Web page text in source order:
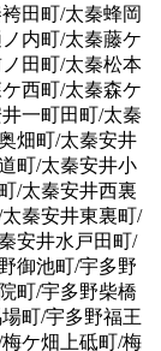
田町/太秦蜂岡
内町/太秦藤ケ
田町/太秦松本
西町/太秦森ケ
一町田町/太秦
畑町/太秦安井
町/太秦安井小
/太秦安井西裏
秦安井東裏町/
安井水戸田町/
御池町/宇多野
町/宇多野柴橋
町/宇多野福王
ケ畑上砥町/梅